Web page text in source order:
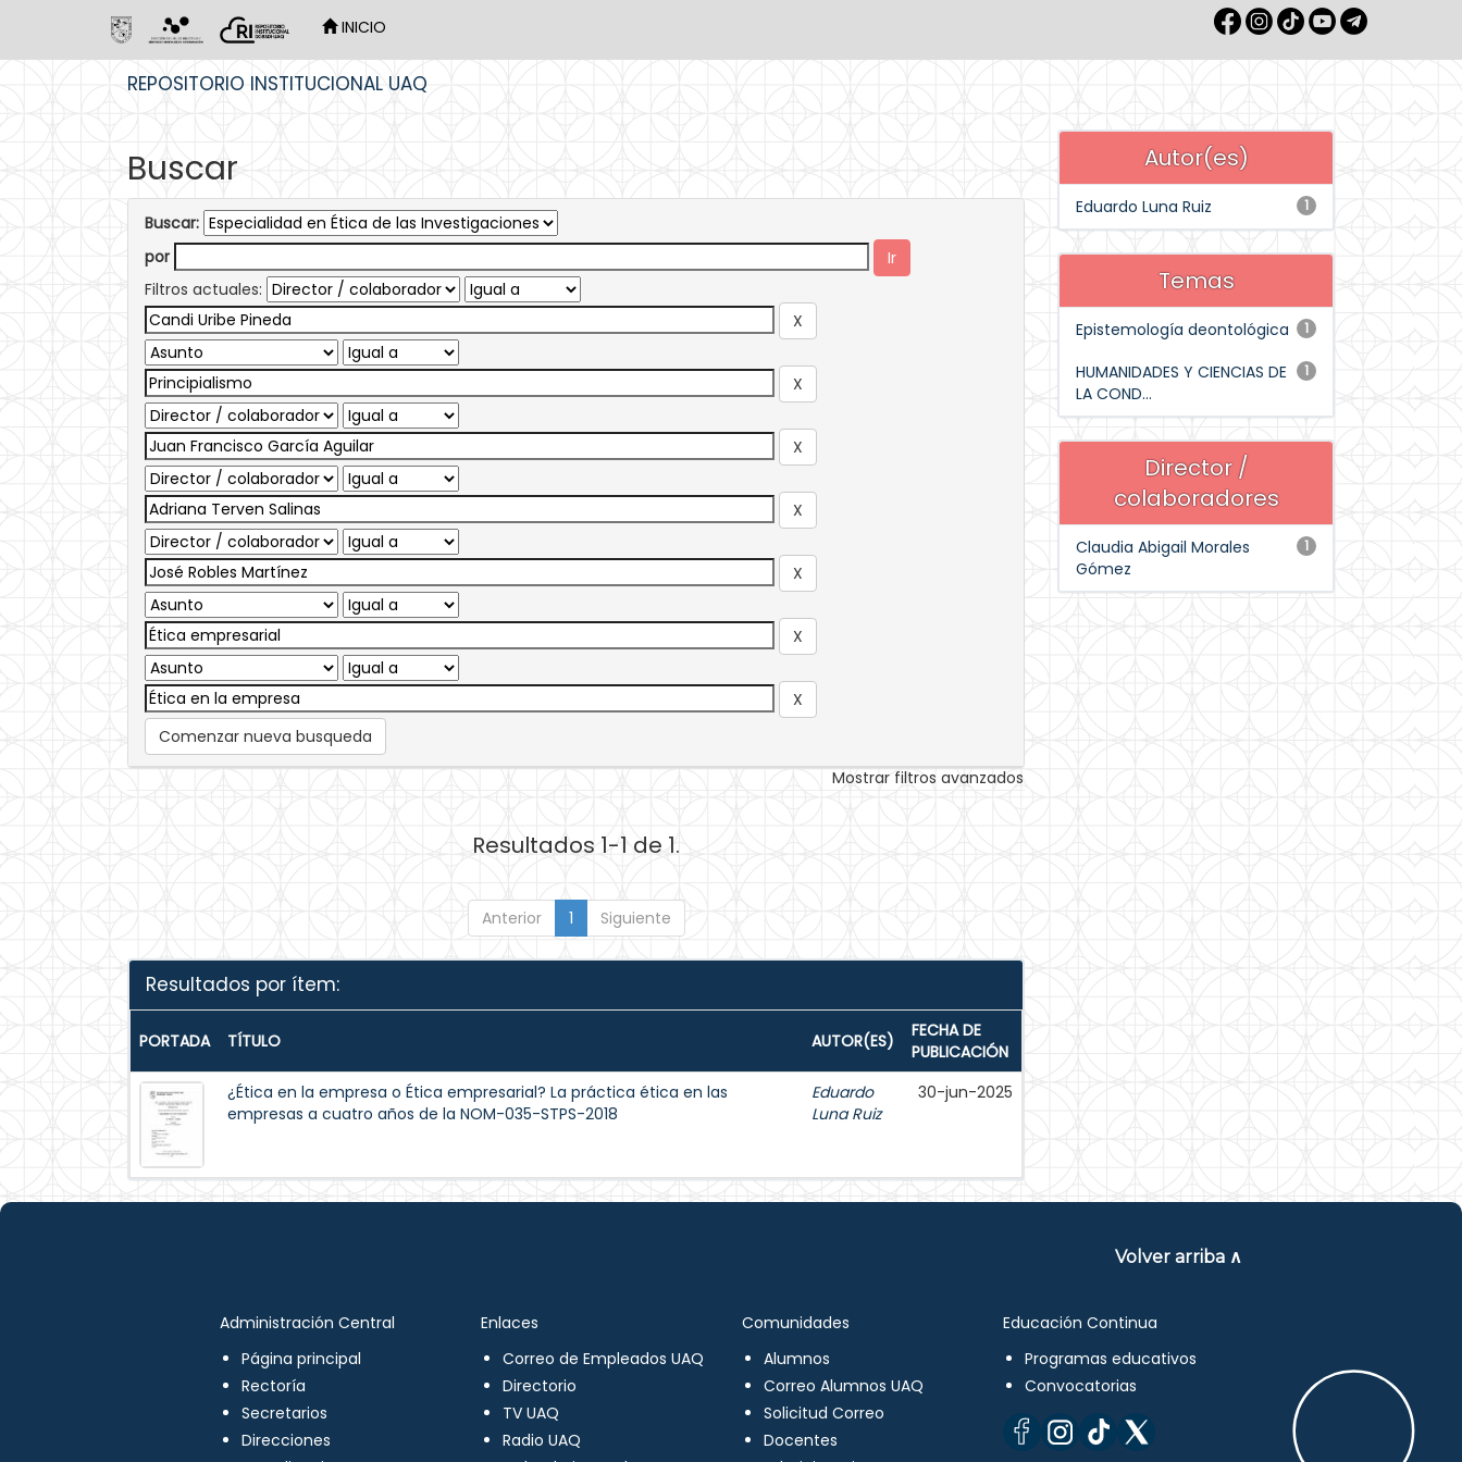
INICIO
REPOSITORIO INSTITUCIONAL UAQ
Buscar
Buscar:
por
Filtros actuales:
Comenzar nueva busqueda
Mostrar filtros avanzados
Resultados 1-1 de 1.
Anterior 1 Siguiente
Resultados por ítem:
PORTADA TÍTULO AUTOR(ES)
FECHA DE
PUBLICACIÓN
¿Ética en la empresa o Ética empresarial? La práctica ética en las
empresas a cuatro años de la NOM-035-STPS-2018
Eduardo
Luna Ruiz
30-jun-2025
Autor(es)
1
Eduardo Luna Ruiz
Temas
1
Epistemología deontológica
1
HUMANIDADES Y CIENCIAS DE
LA COND...
Director /
colaboradores
1
Claudia Abigail Morales
Gómez
Volver arriba ∧
Administración Central
Página principal
Rectoría
Secretarios
Direcciones
Enlaces
Correo de Empleados UAQ
Directorio
TV UAQ
Radio UAQ
Comunidades
Alumnos
Correo Alumnos UAQ
Solicitud Correo
Docentes
Educación Continua
Programas educativos
Convocatorias